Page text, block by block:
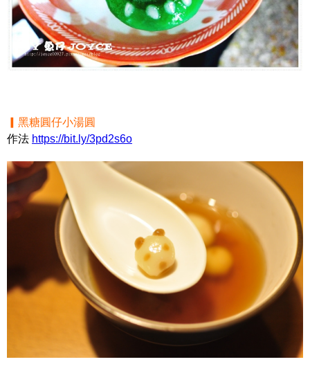
▎黑糖圓仔小湯圓
作法 https://bit.ly/3pd2s6o